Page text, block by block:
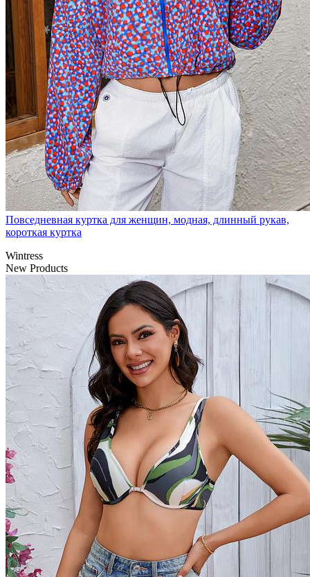
Повседневная куртка для женщин, модная, длинный рукав,
короткая куртка
Wintress
New Products